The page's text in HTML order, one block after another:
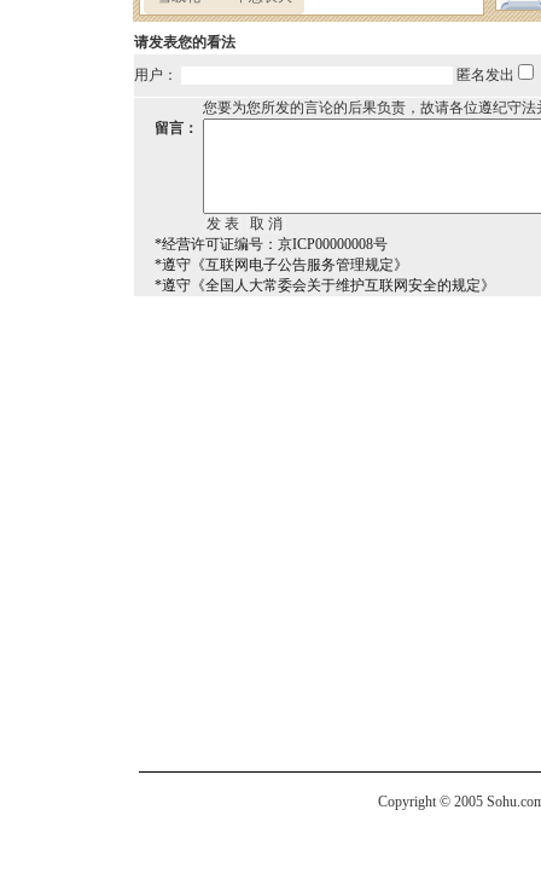
请发表您的看法
用户：
匿名发出
您要为您所发的言论的后果负责，故请各位遵纪守
留言：
*经营许可证编号：京ICP00000008号
*遵守《互联网电子公告服务管理规定》
*遵守《全国人大常委会关于维护互联网安全的规定》
Copyright © 2005